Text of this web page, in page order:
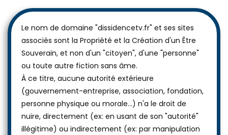
Le nom de domaine "dissidencetv.fr" et ses sites
associés sont la Propriété et la Création d'un Être
Souverain, et non d'un "citoyen", d'une "personne"
ou toute autre fiction sans âme.
À ce titre, aucune autorité extérieure
(gouvernement-entreprise, association, fondation,
personne physique ou morale...) n'a le droit de
nuire, directement (ex: en usant de son "autorité"
illégitime) ou indirectement (ex: par manipulation